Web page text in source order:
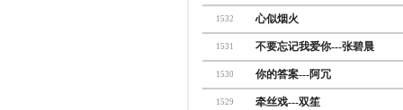
1532 心似烟火
1531 不要忘记我爱你---张碧晨
1530 你的答案---阿冗
1529 牵丝戏---双笙